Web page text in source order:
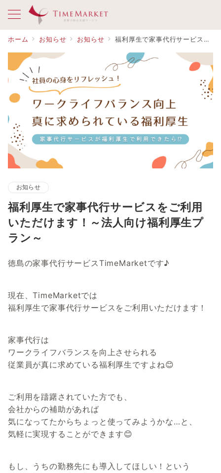
ホーム お知らせ お知らせ 福利厚生で家事代行サービスをご利用いただけます！～法人向け福利厚生プラン～
お知らせ
福利厚生で家事代行サービスをご利用
いただけます！～法人向け福利厚生プ
ラン～
徳島の家事代行サービスTimeMarketです♪
現在、TimeMarketでは
福利厚生で家事代行サービスをご利用いただけます！
家事代行は
ワークライフバランスを向上させられる
従業員が真に求めている福利厚生ですよね😊
ご利用を躊躇されていた方でも、
会社からの補助があれば
気になってたからちょっと使ってみようかな…と、
気軽に実現することができます😊
もし、うちの勤務先にも導入してほしい！という